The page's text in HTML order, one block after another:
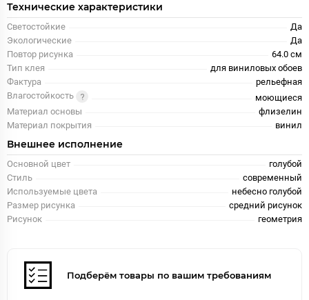
Технические характеристики
Светостойкие
Да
Экологические
Да
Повтор рисунка
64.0 см
Тип клея
для виниловых обоев
Фактура
рельефная
Влагостойкость
моющиеся
Материал основы
флизелин
Материал покрытия
винил
Внешнее исполнение
Основной цвет
голубой
Стиль
современный
Используемые цвета
небесно голубой
Размер рисунка
средний рисунок
Рисунок
геометрия
Подберём товары по вашим требованиям